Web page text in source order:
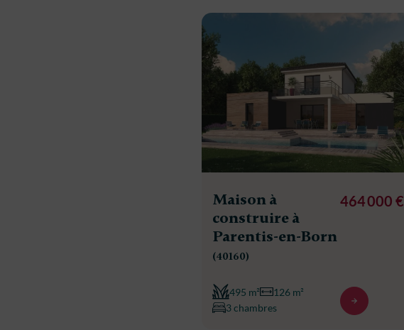
Maison à
construire à
Parentis-en-Born
(40160)
495 m²
126 m²
3 chambres
464 000 €